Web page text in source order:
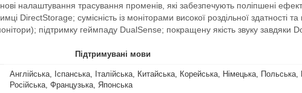
налаштування трасування променів, які забезпечують поліпшені
DirectStorage; сумісність із моніторами високої роздільної здатності
підтримку геймпаду DualSense; покращену якість звуку завдяки
Підтримувані мови
Англійська, Іспанська, Італійська, Китайська, Корейська, Німецька, Польська,
Російська, Французька, Японська